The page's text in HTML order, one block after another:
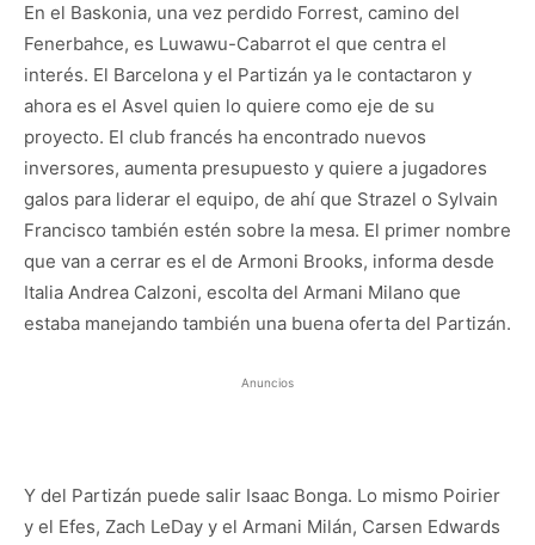
En el Baskonia, una vez perdido Forrest, camino del
Fenerbahce, es Luwawu-Cabarrot el que centra el
interés. El Barcelona y el Partizán ya le contactaron y
ahora es el Asvel quien lo quiere como eje de su
proyecto. El club francés ha encontrado nuevos
inversores, aumenta presupuesto y quiere a jugadores
galos para liderar el equipo, de ahí que Strazel o Sylvain
Francisco también estén sobre la mesa. El primer nombre
que van a cerrar es el de Armoni Brooks, informa desde
Italia Andrea Calzoni, escolta del Armani Milano que
estaba manejando también una buena oferta del Partizán.
Anuncios
Y del Partizán puede salir Isaac Bonga. Lo mismo Poirier
y el Efes, Zach LeDay y el Armani Milán, Carsen Edwards